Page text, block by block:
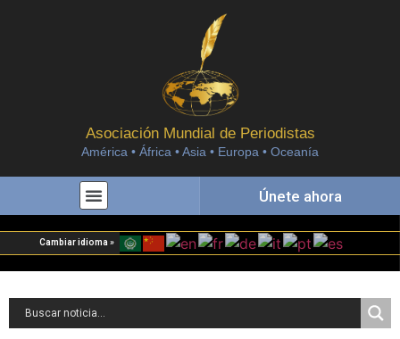
Asociación Mundial de Periodistas
América • África • Asia • Europa • Oceanía
Únete ahora
Cambiar idioma »